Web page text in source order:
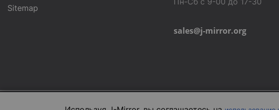
Sitemap
sales@j-mirror.org